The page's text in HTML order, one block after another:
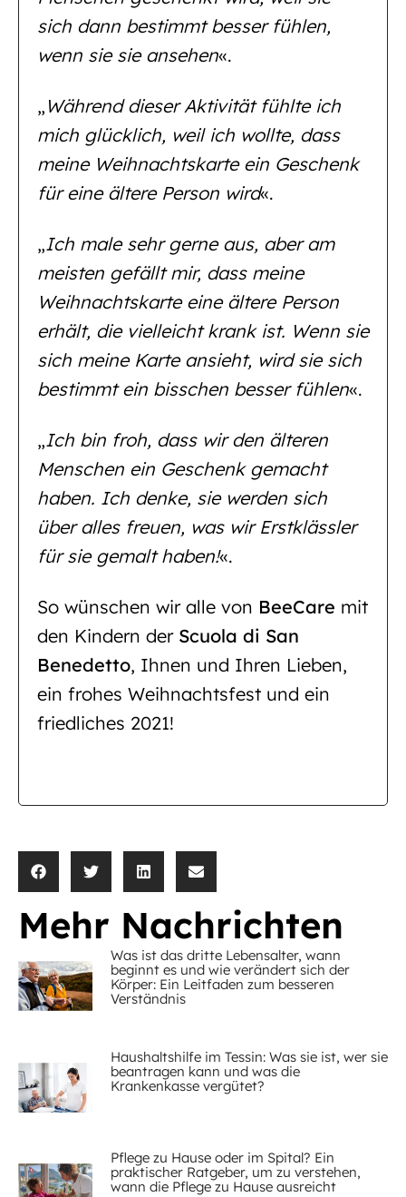
sich dann bestimmt besser fühlen,
wenn sie sie ansehen«.
„ Während dieser Aktivität fühlte ich
mich glücklich, weil ich wollte, dass
meine Weihnachtskarte ein Geschenk
für eine ältere Person wird«.
„Ich male sehr gerne aus, aber am
meisten gefällt mir, dass meine
Weihnachtskarte eine ältere Person
erhält, die vielleicht krank ist. Wenn sie
sich meine Karte ansieht, wird sie sich
bestimmt ein bisschen besser fühlen«.
„Ich bin froh, dass wir den älteren
Menschen ein Geschenk gemacht
haben. Ich denke, sie werden sich
über alles freuen, was wir Erstklässler
für sie gemalt haben!«.
So wünschen wir alle von BeeCare mit
den Kindern der Scuola di San
Benedetto, Ihnen und Ihren Lieben,
ein frohes Weihnachtsfest und ein
friedliches 2021!
Mehr Nachrichten
Was ist das dritte Lebensalter, wann
beginnt es und wie verändert sich der
Körper: Ein Leitfaden zum besseren
Verständnis
Haushaltshilfe im Tessin: Was sie ist, wer sie
beantragen kann und was die
Krankenkasse vergütet?
Pflege zu Hause oder im Spital? Ein
praktischer Ratgeber, um zu verstehen,
wann die Pflege zu Hause ausreicht